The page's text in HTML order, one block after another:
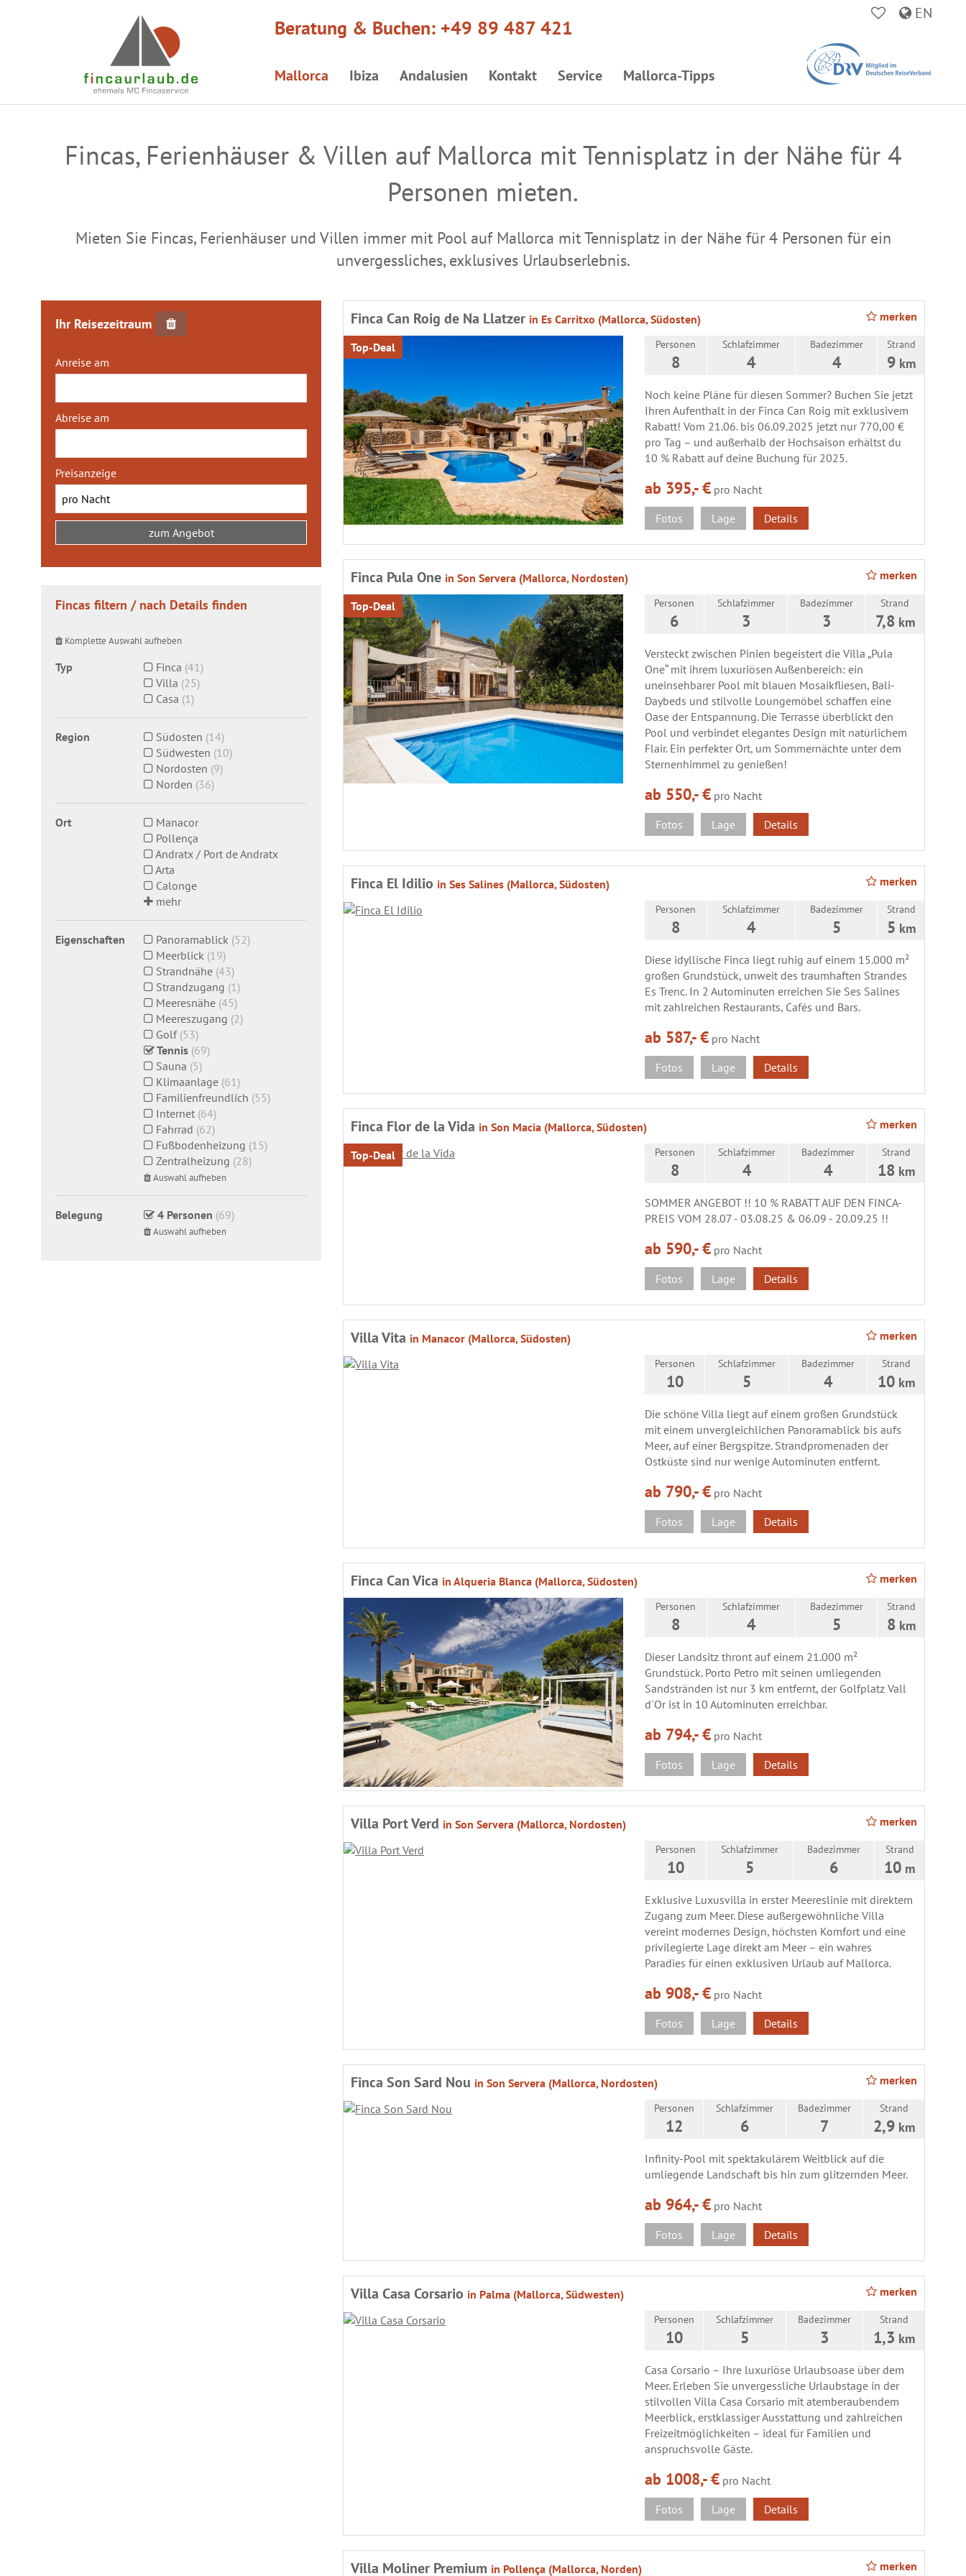
Beratung & Buchen: +49 89 487 421
Mallorca Ibiza Andalusien Kontakt Service Mallorca-Tipps
EN
Fincas, Ferienhäuser & Villen auf Mallorca mit Tennisplatz in der Nähe für 4
Personen mieten.
Mieten Sie Fincas, Ferienhäuser und Villen immer mit Pool auf Mallorca mit Tennisplatz in der Nähe für 4 Personen für ein
unvergessliches, exklusives Urlaubserlebnis.
Ihr Reisezeitraum
Anreise am
Abreise am
Preisanzeige
Fincas filtern / nach Details finden
Komplette Auswahl aufheben
Typ Finca (41)
Villa (25)
Casa (1)
Region Südosten (14)
Südwesten (10)
Nordosten (9)
Norden (36)
Ort
Manacor
Pollença
Andratx / Port de Andratx
Arta
Calonge
mehr
Eigenschaften Panoramablick (52)
Meerblick (19)
Strandnähe(43)
Strandzugang (1)
Meeresnähe(45)
Meereszugang (2)
Golf(53)
Tennis(69)
Sauna (5)
Klimaanlage(61)
Familienfreundlich (55)
Internet(64)
Fahrrad (62)
Fußbodenheizung (15)
Zentralheizung (28)
Auswahl aufheben
Belegung 4 Personen (69)
Auswahl aufheben
Finca Can Roig de Na Llatzer in Es Carritxo (Mallorca, Südosten) merken
Top-Deal Personen
8
Schlafzimmer
4
Badezimmer
4
Strand
9km
Noch keine Pläne für diesen Sommer? Buchen Sie jetzt
Ihren Aufenthalt in der Finca Can Roig mit exklusivem
Rabatt! Vom 21.06. bis 06.09.2025 jetzt nur 770,00 €
pro Tag – und außerhalb der Hochsaison erhältst du
10 % Rabatt auf deine Buchung für 2025.
ab 395,- € pro Nacht
Fotos
Lage Details
Finca Pula One in Son Servera (Mallorca, Nordosten) merken
Top-Deal Personen
6
Schlafzimmer
3
Badezimmer
3
Strand
7,8 km
Versteckt zwischen Pinien begeistert die Villa „Pula
One“ mit ihrem luxuriösen Außenbereich: ein
uneinsehbarer Pool mit blauen Mosaikfliesen, Bali-
Daybeds und stilvolle Loungemöbel schaffen eine
Oase der Entspannung. Die Terrasse überblickt den
Pool und verbindet elegantes Design mit natürlichem
Flair. Ein perfekter Ort, um Sommernächte unter dem
Sternenhimmel zu genießen!
ab 550,- € pro Nacht
Fotos
Lage Details
Finca El Idilio in Ses Salines (Mallorca, Südosten) merken
Personen
8
Schlafzimmer
4
Badezimmer
5
Strand
5 km
Diese idyllische Finca liegt ruhig auf einem 15.000 m²
großen Grundstück, unweit des traumhaften Strandes
Es Trenc. In 2 Autominuten erreichen Sie Ses Salines
mit zahlreichen Restaurants, Cafés und Bars.
ab 587,- € pro Nacht
Fotos
Lage Details
Finca Flor de la Vida in Son Macia (Mallorca, Südosten) merken
Top-Deal Personen
8
Schlafzimmer
4
Badezimmer
4
Strand
18 km
SOMMER ANGEBOT !! 10 % RABATT AUF DEN FINCA-
PREIS VOM 28.07 - 03.08.25 & 06.09 - 20.09.25 !!
ab 590,- € pro Nacht
Fotos
Lage Details
Villa Vita in Manacor (Mallorca, Südosten) merken
Personen
10
Schlafzimmer
5
Badezimmer
4
Strand
10km
Die schöne Villa liegt auf einem großen Grundstück
mit einem unvergleichlichen Panoramablick bis aufs
Meer, auf einer Bergspitze. Strandpromenaden der
Ostküste sind nur wenige Autominuten entfernt.
ab 790,- € pro Nacht
Fotos
Lage Details
Finca Can Vica in Alqueria Blanca (Mallorca, Südosten) merken
Personen
8
Schlafzimmer
4
Badezimmer
5
Strand
8 km
Dieser Landsitz thront auf einem 21.000 m²
Grundstück. Porto Petro mit seinen umliegenden
Sandstränden ist nur 3 km entfernt, der Golfplatz Vall
d`Or ist in 10 Autominuten erreichbar.
ab 794,- € pro Nacht
Fotos
Lage Details
Villa Port Verd in Son Servera (Mallorca, Nordosten) merken
Personen
10
Schlafzimmer
5
Badezimmer
6
Strand
10 m
Exklusive Luxusvilla in erster Meereslinie mit direktem
Zugang zum Meer. Diese außergewöhnliche Villa
vereint modernes Design, höchsten Komfort und eine
privilegierte Lage direkt am Meer – ein wahres
Paradies für einen exklusiven Urlaub auf Mallorca.
ab 908,- € pro Nacht
Fotos
Lage Details
Finca Son Sard Nou in Son Servera (Mallorca, Nordosten) merken
Personen
12
Schlafzimmer
6
Badezimmer
7
Strand
2,9km
Infinity-Pool mit spektakulärem Weitblick auf die
umliegende Landschaft bis hin zum glitzernden Meer.
ab 964,- € pro Nacht
Fotos
Lage Details
Villa Casa Corsario in Palma (Mallorca, Südwesten) merken
Personen
10
Schlafzimmer
5
Badezimmer
3
Strand
1,3 km
Casa Corsario – Ihre luxuriöse Urlaubsoase über dem
Meer. Erleben Sie unvergessliche Urlaubstage in der
stilvollen Villa Casa Corsario mit atemberaubendem
Meerblick, erstklassiger Ausstattung und zahlreichen
Freizeitmöglichkeiten – ideal für Familien und
anspruchsvolle Gäste.
ab 1008,- € pro Nacht
Fotos
Lage Details
Villa Moliner Premium in Pollença (Mallorca, Norden) merken